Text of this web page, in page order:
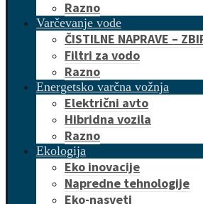
Razno
Varčevanje vode
ČISTILNE NAPRAVE –
Filtri za vodo
Razno
Energetsko varčna vožnja
Električni avto
Hibridna vozila
Razno
Ekologija
Eko inovacije
Napredne tehnologije
Eko-nasveti